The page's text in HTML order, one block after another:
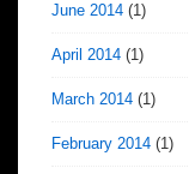
June 2014 (1)
April 2014 (1)
March 2014 (1)
February 2014 (1)